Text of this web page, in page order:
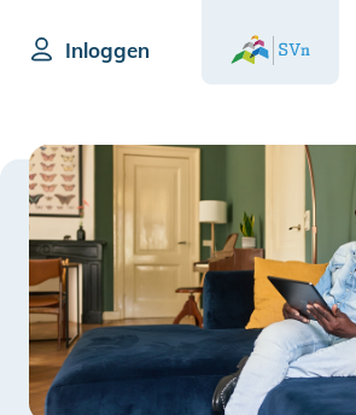
Inloggen